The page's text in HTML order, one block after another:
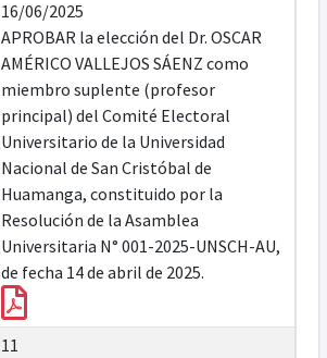
16/06/2025
APROBAR la elección del Dr. OSCAR
AMÉRICO VALLEJOS SÁENZ como
miembro suplente (profesor
principal) del Comité Electoral
Universitario de la Universidad
Nacional de San Cristóbal de
Huamanga, constituido por la
Resolución de la Asamblea
Universitaria N° 001-2025-UNSCH-AU,
de fecha 14 de abril de 2025.
11